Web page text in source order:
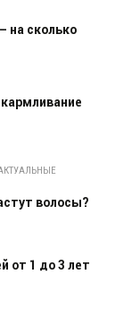
на сколько
волосы?
от 1 до 3 лет